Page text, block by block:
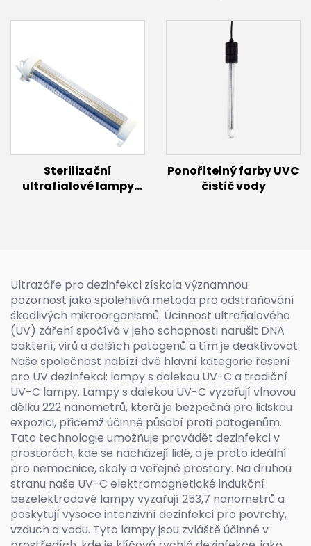
(200W~600W)
Sterilizační
ultrafialové lampy
Ponořitelný farby UVC
čistič vody
Ultrazáře pro dezinfekci získala významnou
pozornost jako spolehlivá metoda pro odstraňování
škodlivých mikroorganismů. Účinnost ultrafialového
(UV) záření spočívá v jeho schopnosti narušit DNA
bakterií, virů a dalších patogenů a tím je deaktivovat.
Naše společnost nabízí dvě hlavní kategorie řešení
pro UV dezinfekci: lampy s dalekou UV-C a tradiční
UV-C lampy. Lampy s dalekou UV-C vyzařují vlnovou
délku 222 nanometrů, která je bezpečná pro lidskou
expozici, přičemž účinně působí proti patogenům.
Tato technologie umožňuje provádět dezinfekci v
prostorách, kde se nacházejí lidé, a je proto ideální
pro nemocnice, školy a veřejné prostory. Na druhou
stranu naše UV-C elektromagnetické indukční
bezelektrodové lampy vyzařují 253,7 nanometrů a
poskytují vysoce intenzivní dezinfekci pro povrchy,
vzduch a vodu. Tyto lampy jsou zvláště účinné v